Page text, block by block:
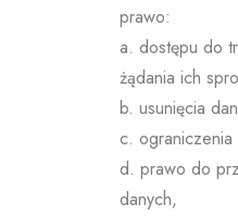
prawo:
a. dostępu do
żądania ich
b. usunięcia
c.
d. prawo do
danych,